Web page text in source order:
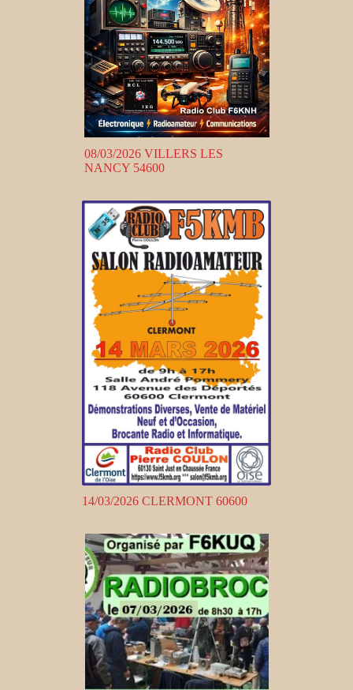
08/03/2026 VILLERS LES
NANCY 54600
14/03/2026 CLERMONT 60600